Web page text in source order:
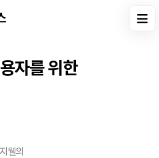
자를 위한
웰의